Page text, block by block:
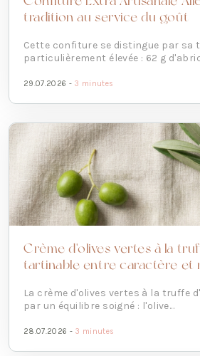
tradition au service du goût
Cette confiture se distingue par sa
particulièrement élevée : 62 g
29.07.2026 - 3 minutes
Crème d'olives vertes à la
tartinable entre caractère et
La crème d'olives vertes à la truffe
par un équilibre soigné : l'olive...
28.07.2026 - 3 minutes